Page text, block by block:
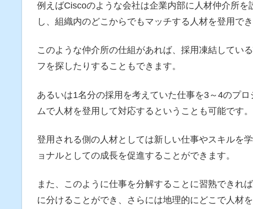
例えばCiscoのような会社は企業内部に人材仲介所
し、組織内のどこからでもマッチする人材を登用で
このような仲介所の仕組があれば、採用凍結してい
フを探したりすることもできます。
あるいは1名分の採用を考えていた仕事を3～4のプ
ムで人材を登用して対応するということも可能です。
登用される側の人材としては新しい仕事やスキルを
ョナルとしての成長を促進することができます。
また、このように仕事を分解することに習熟できれ
に分けることができ、さらには地理的にどこで人材